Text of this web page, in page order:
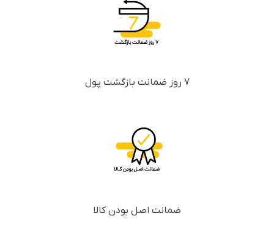
7 روز ضمانت بازگشت پول
ضمانت اصل بودن کالا